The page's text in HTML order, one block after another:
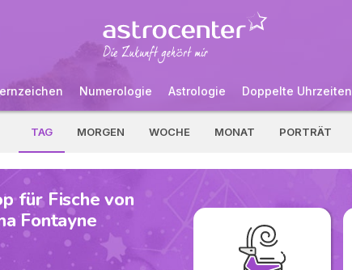
Numerologie Astrologie Doppelte Uhrzeiten
TAG MORGEN WOCHE MONAT PORTRÄT
für Fische von
Fontayne